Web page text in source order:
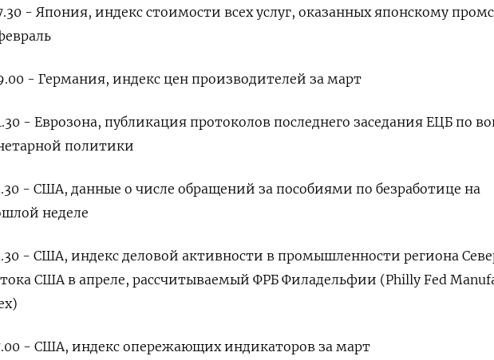
- Япония, индекс стоимости всех услуг, оказанных японскому
- Германия, индекс цен производителей за март
- Еврозона, публикация протоколов последнего заседания ЕЦБ по
политики
- США, данные о числе обращений за пособиями по безработице на
неделе
- США, индекс деловой активности в промышленности региона
США в апреле, рассчитываемый ФРБ Филадельфии (Philly Fed
- США, индекс опережающих индикаторов за март